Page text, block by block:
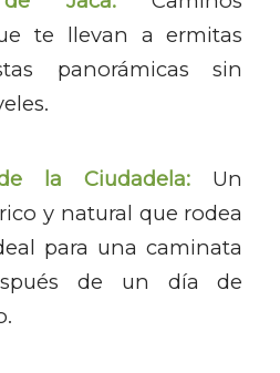
te llevan a ermitas
panorámicas sin
la Ciudadela: Un
y natural que rodea
para una caminata
de un día de